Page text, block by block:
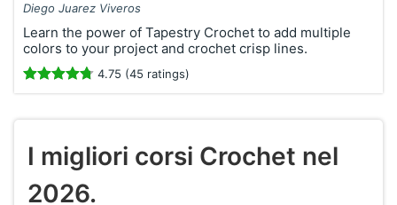
Diego Juarez Viveros
Learn the power of Tapestry Crochet to add multiple
colors to your project and crochet crisp lines.
4.75 (45 ratings)
I migliori corsi Crochet nel
2026.